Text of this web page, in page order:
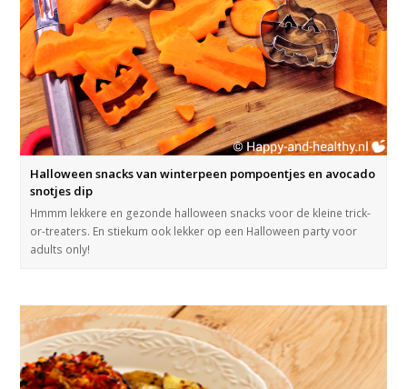
Halloween snacks van winterpeen pompoentjes en avocado
snotjes dip
Hmmm lekkere en gezonde halloween snacks voor de kleine trick-
or-treaters. En stiekum ook lekker op een Halloween party voor
adults only!